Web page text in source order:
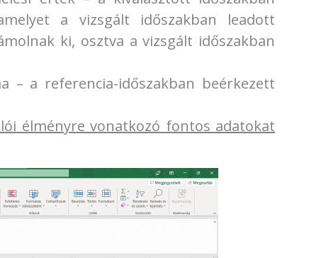
a vizsgált időszakban leadott
ki, osztva a vizsgált időszakban
– a referencia-időszakban beérkezett
élményre vonatkozó fontos adatokat